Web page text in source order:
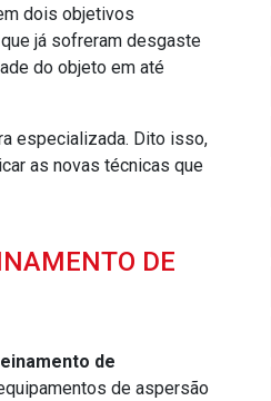
dois objetivos
já sofreram desgaste
do objeto em até
especializada. Dito isso,
as novas técnicas que
DE
de
de aspersão